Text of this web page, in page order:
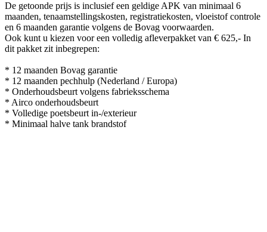
De getoonde prijs is inclusief een geldige APK van minimaal 6
maanden, tenaamstellingskosten, registratiekosten, vloeistof controle
en 6 maanden garantie volgens de Bovag voorwaarden.
Ook kunt u kiezen voor een volledig afleverpakket van € 625,- In
dit pakket zit inbegrepen:
* 12 maanden Bovag garantie
* 12 maanden pechhulp (Nederland / Europa)
* Onderhoudsbeurt volgens fabrieksschema
* Airco onderhoudsbeurt
* Volledige poetsbeurt in-/exterieur
* Minimaal halve tank brandstof